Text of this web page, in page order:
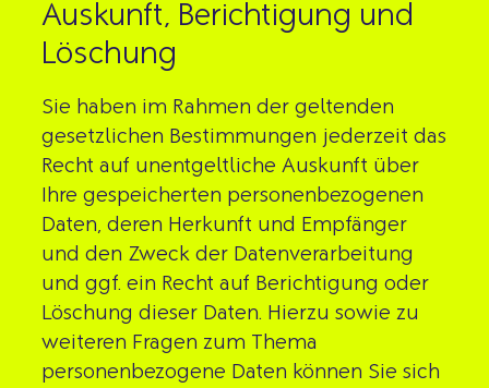
Auskunft, Berichtigung und
Löschung
Sie haben im Rahmen der geltenden
gesetzlichen Bestimmungen jederzeit das
Recht auf unentgeltliche Auskunft über
Ihre gespeicherten personenbezogenen
Daten, deren Herkunft und Empfänger
und den Zweck der Datenverarbeitung
und ggf. ein Recht auf Berichtigung oder
Löschung dieser Daten. Hierzu sowie zu
weiteren Fragen zum Thema
personenbezogene Daten können Sie sich